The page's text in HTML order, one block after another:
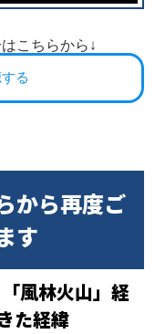
こちらから↓
る
から再度ご
す
風林火山」経
た経緯